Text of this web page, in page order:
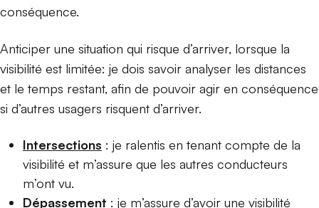
conséquence.
Anticiper une situation qui risque d’arriver, lorsque la
visibilité est limitée: je dois savoir analyser les distances
et le temps restant, afin de pouvoir agir en conséquence
si d’autres usagers risquent d’arriver.
Intersections : je ralentis en tenant compte de la
visibilité et m’assure que les autres conducteurs
m’ont vu.
Dépassement : je m’assure d’avoir une visibilité